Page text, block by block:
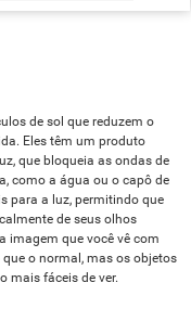
de sol que reduzem o
Eles têm um produto
que bloqueia as ondas de
como a água ou o capô de
para a luz, permitindo que
de seus olhos
imagem que você vê com
o normal, mas os objetos
mais fáceis de ver.